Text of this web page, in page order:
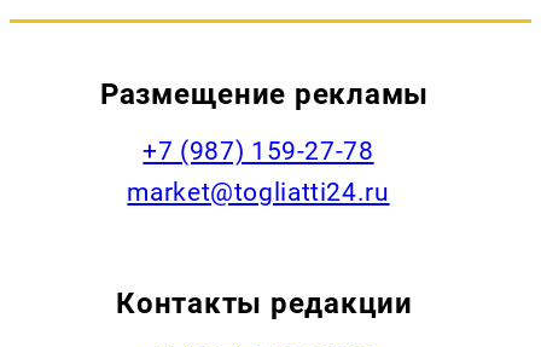
Размещение рекламы
+7 (987) 159-27-78
market@togliatti24.ru
Контакты редакции